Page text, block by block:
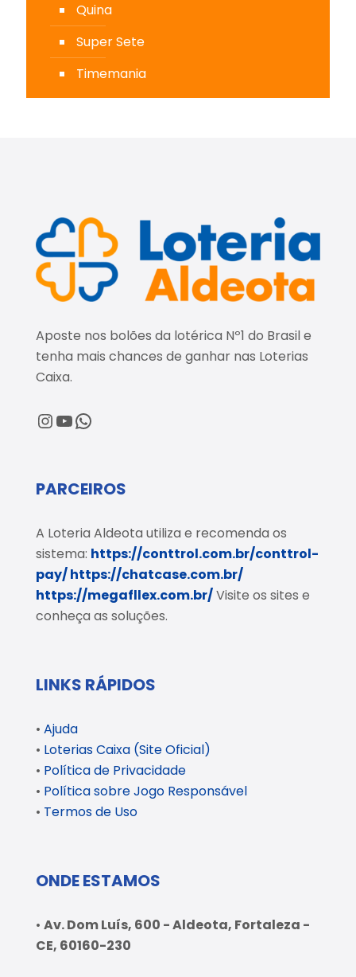
Quina
Super Sete
Timemania
Aposte nos bolões da lotérica Nº1 do Brasil e
tenha mais chances de ganhar nas Loterias
Caixa.
@loteriaaldeota
@loteriaaldeota
Central de Atendimento
PARCEIROS
A Loteria Aldeota utiliza e recomenda os
sistema: https://conttrol.com.br/conttrol-
pay/https://chatcase.com.br/
https://megafllex.com.br/Visite os sites e
conheça as soluções.
LINKS RÁPIDOS
• Ajuda
• Loterias Caixa (Site Oficial)
• Política de Privacidade
• Política sobre Jogo Responsável
• Termos de Uso
ONDE ESTAMOS
• Av. Dom Luís, 600 - Aldeota, Fortaleza -
CE, 60160-230